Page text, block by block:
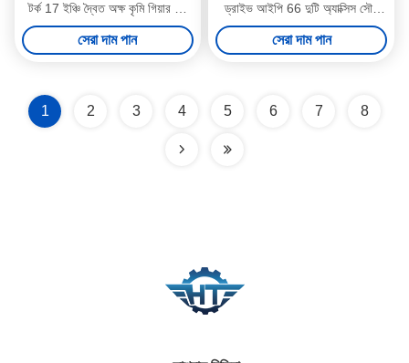
টর্ক 17 ইঞ্চি দ্বৈত অক্ষ কৃমি গিয়ার স্লু
ড্রাইভ
সেরা দাম পান
ড্রাইভ আইপি 66 দুটি অ্যাক্সিস সৌর
ট্র্যাকিং সিস্টেমের জন্য
সেরা দাম পান
1 2 3 4 5 6 7 8